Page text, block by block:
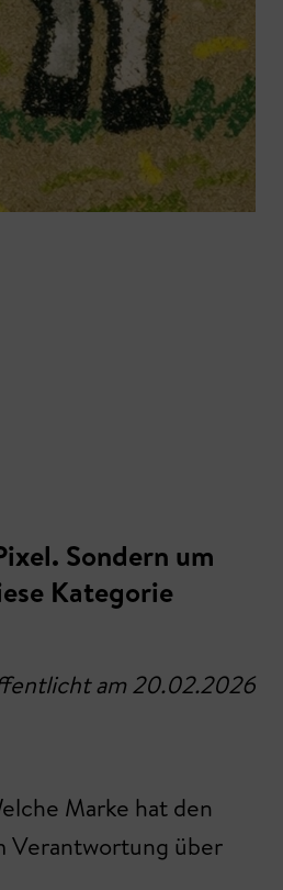
Sondern um
Kategorie
am 20.02.2026
Marke hat den
Verantwortung über